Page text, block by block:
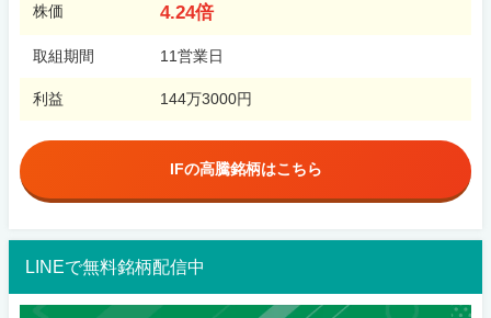
株価 4.24倍
取組期間 11営業日
利益 144万3000円
IFの高騰銘柄はこちら
LINEで無料銘柄配信中